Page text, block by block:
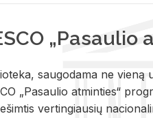
„Pasaulio
saugodama ne vieną
„Pasaulio atminties“
vertingiausių